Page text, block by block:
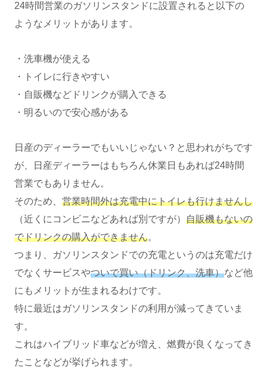
24時間営業のガソリンスタンドに設置されると以下の
ようなメリットがあります。
・洗車機が使える
・トイレに行きやすい
・自販機などドリンクが購入できる
・明るいので安心感がある
日産のディーラーでもいいじゃない？と思われがちです
が、日産ディーラーはもちろん休業日もあれば24時間
営業でもありません。
そのため、 営業時間外は充電中にトイレも行けませんし
（近くにコンビニなどあれば別ですが） 自販機もないの
でドリンクの購入ができません。
つまり、ガソリンスタンドでの充電というのは充電だけ
でなくサービスやついで買い（ドリンク、洗車）など他
にもメリットが生まれるわけです。
特に最近はガソリンスタンドの利用が減ってきていま
す。
これはハイブリッド車などが増え、燃費が良くなってき
たことなどが挙げられます。